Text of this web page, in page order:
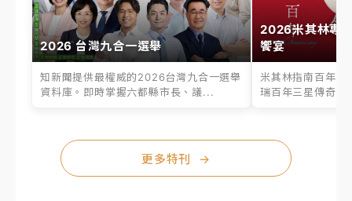
2026 台灣九合一選舉
知新聞提供最權威的2026台灣九合一選舉
資料庫。即時掌握六都縣市長、議...
2026米其林專
饗宴
米其林指南百年之
瑞百年三星傳奇、
更多特刊 →